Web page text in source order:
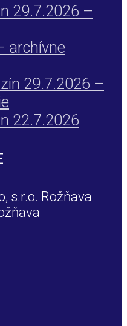
29.7.2026 –
archívne
29.7.2026 –
22.7.2026
s.r.o. Rožňava